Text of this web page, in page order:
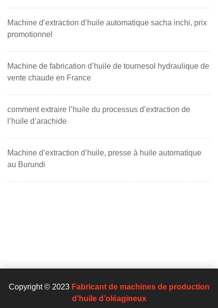
Machine d’extraction d’huile automatique sacha inchi, prix
promotionnel
Machine de fabrication d’huile de tournesol hydraulique de
vente chaude en France
comment extraire l’huile du processus d’extraction de
l’huile d’arachide
Machine d’extraction d’huile, presse à huile automatique
au Burundi
Copyright © 2023 Fabricant de machines de production
d’huile d’oléagineux